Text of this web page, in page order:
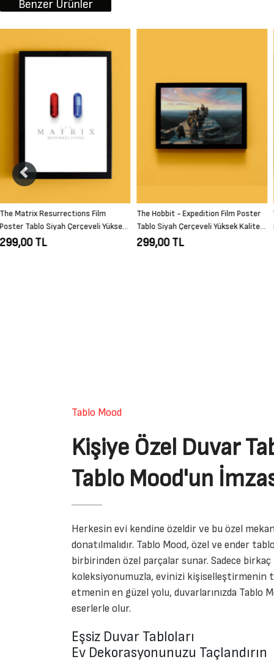
Benzer Ürünler
The Hobbit - Expedition Film Poster
Tablo Siyah Çerçeveli Yüksek Kalite
Film Duvar Tablo
299,00 TL
West Side Story, 1968 (Vintage…
(Vintage Theatre Production) Film
Poster Tablo Siyah Çerçeveli Yüksek
299,00 TL
Tablo Mood
Kişiye Özel Duvar
Tablo Mood'un
Herkesin evi kendine özeldir ve bu özel
donatılmalıdır. Tablo Mood, özel ve ender
birbirinden özel parçalar sunar. Sadece
koleksiyonumuzla, evinizi kişiselleştirmenin
etmenin en güzel yolu, duvarlarınızda Tablo
eserlerle olur.
Eşsiz Duvar Tabloları
Ev Dekorasyonunuzu Taçlandırın